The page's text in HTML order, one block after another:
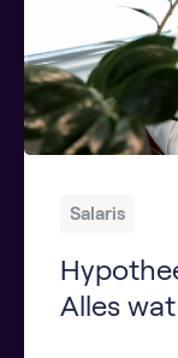
Salaris
Alles